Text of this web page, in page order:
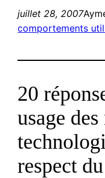
juillet 28, 2007
comportements
20
usage
respect